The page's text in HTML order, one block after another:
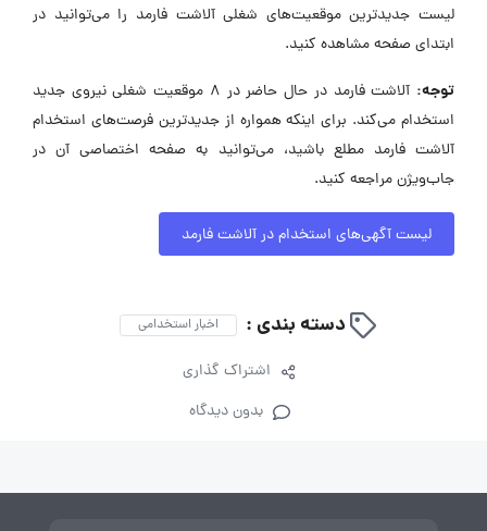
لیست جدیدترین موقعیت‌های شغلی آلاشت فارمد را می‌توانید در
ابتدای صفحه مشاهده کنید.
توجه:
آلاشت فارمد در حال حاضر در ۸ موقعیت شغلی نیروی جدید
استخدام می‌کند. برای اینکه همواره از جدیدترین فرصت‌های استخدام
آلاشت فارمد مطلع باشید، می‌توانید به صفحه اختصاصی آن در
جاب‌ویژن مراجعه کنید.
لیست آگهی‌های استخدام در آلاشت فارمد
دسته بندی : اخبار استخدامی
اشتراک گذاری
بدون دیدگاه